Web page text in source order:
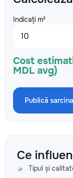
Indicați m²
Cost
MDL avg)
Publică
Ce
Tipul și